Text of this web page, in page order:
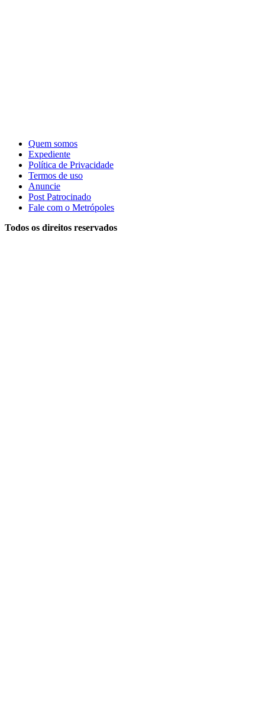
Quem somos
Expediente
Política de Privacidade
Termos de uso
Anuncie
Post Patrocinado
Fale com o Metrópoles
Todos os direitos reservados